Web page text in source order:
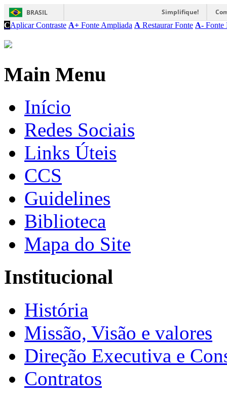
BRASIL Simplifique!
CAplicar Contraste A+ Fonte Ampliada A Restaurar Fonte A- Fonte
Main Menu
Início
Redes Sociais
Links Úteis
CCS
Guidelines
Biblioteca
Mapa do Site
Institucional
História
Missão, Visão e valores
Direção Executiva e
Contratos